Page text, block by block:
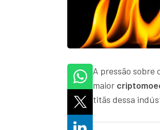
A pressão sobre
maior
titãs dessa